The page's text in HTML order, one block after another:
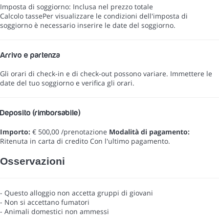
Imposta di soggiorno: Inclusa nel prezzo totale
Calcolo tassePer visualizzare le condizioni dell'imposta di
soggiorno è necessario inserire le date del soggiorno.
Arrivo e partenza
Gli orari di check-in e di check-out possono variare. Immettere le
date del tuo soggiorno e verifica gli orari.
Deposito (rimborsabile)
Importo: € 500,00 /prenotazione Modalità di pagamento:
Ritenuta in carta di credito Con l'ultimo pagamento.
Osservazioni
- Questo alloggio non accetta gruppi di giovani
- Non si accettano fumatori
- Animali domestici non ammessi